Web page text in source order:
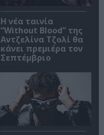
Η νέα ταινία
“Without Blood” της
Αντζελίνα Τζολί θα
κάνει πρεμιέρα τον
Σεπτέμβριο